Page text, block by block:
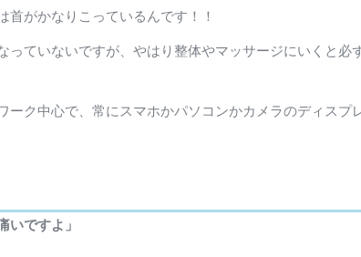
首がかなりこっているんです！！
っていないですが、やはり整体やマッサージにいくと
ーク中心で、常にスマホかパソコンかカメラのディス
いですよ」